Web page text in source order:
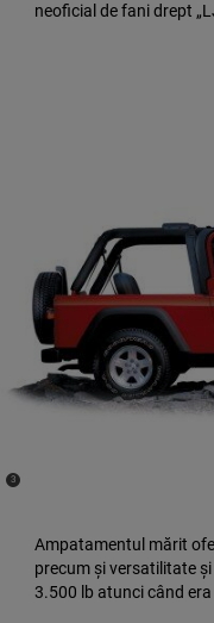
neoficial de fani drept
Ampatamentul mărit
precum și versatilitate
3.500 lb atunci când
(
Disclosure
3)